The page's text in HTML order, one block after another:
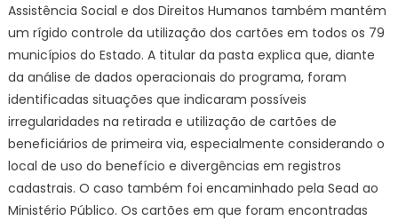
Grosso
do
Sul
Assistência Social e dos Direitos Humanos também mantém
um rígido controle da utilização dos cartões em todos os 79
municípios do Estado. A titular da pasta explica que, diante
da análise de dados operacionais do programa, foram
identificadas situações que indicaram possíveis
irregularidades na retirada e utilização de cartões de
beneficiários de primeira via, especialmente considerando o
local de uso do benefício e divergências em registros
cadastrais. O caso também foi encaminhado pela Sead ao
Ministério Público. Os cartões em que foram encontradas